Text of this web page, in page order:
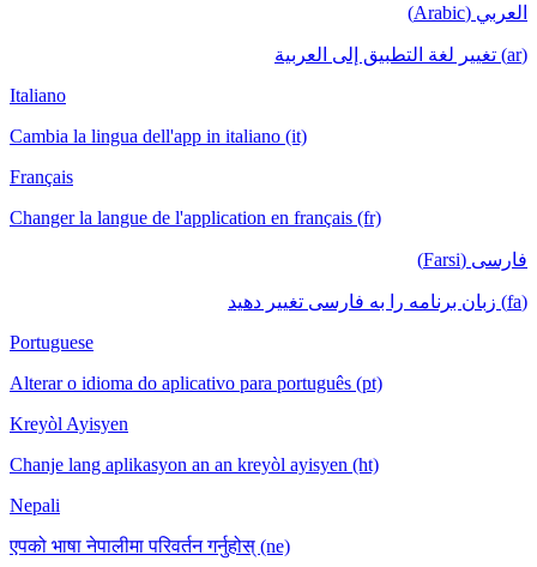
العربي (Arabic)
(ar) تغيير لغة التطبيق إلى العربية
Italiano
Cambia la lingua dell'app in italiano (it)
Français
Changer la langue de l'application en français (fr)
فارسی (Farsi)
(fa) زبان برنامه را به فارسی تغییر دهید
Portuguese
Alterar o idioma do aplicativo para português (pt)
Kreyòl Ayisyen
Chanje lang aplikasyon an an kreyòl ayisyen (ht)
Nepali
एपको भाषा नेपालीमा परिवर्तन गर्नुहोस् (ne)